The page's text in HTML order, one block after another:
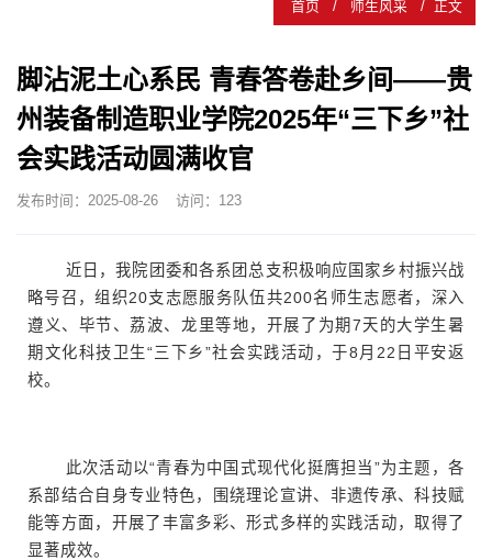
首页 / 师生风采 / 正文
脚沾泥土心系民 青春答卷赴乡间——贵
州装备制造职业学院2025年“三下乡”社
会实践活动圆满收官
发布时间：2025-08-26 访问： 123
近日，我院团委和各系团总支积极响应国家乡村振兴战
略号召，组织20支志愿服务队伍共200名师生志愿者，深入
遵义、毕节、荔波、龙里等地，开展了为期7天的大学生暑
期文化科技卫生“三下乡”社会实践活动，于8月22日平安返
校。
此次活动以“青春为中国式现代化挺膺担当”为主题，各
系部结合自身专业特色，围绕理论宣讲、非遗传承、科技赋
能等方面，开展了丰富多彩、形式多样的实践活动，取得了
显著成效。